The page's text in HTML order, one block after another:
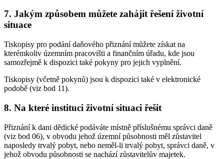
7. Jakým způsobem můžete zahájit řešení životní
situace
Tiskopisy pro podání daňového přiznání můžete získat na
kterémkoliv územním pracovišti a finančním úřadu, kde jsou
samozřejmě k dispozici také pokyny pro jejich vyplnění.
Tiskopisy (včetně pokynů) jsou k dispozici také v elektronické
podobě (viz bod 11).
8. Na které instituci životní situaci řešit
Přiznání k dani dědické podáváte místně příslušnému správci daně
(viz bod 06), v obvodu jehož územní působnosti měl zůstavitel
naposledy trvalý pobyt, nebo neměl-li trvalý pobyt, správci daně, v
jehož obvodu působnosti se nachází zůstavitelův majetek.